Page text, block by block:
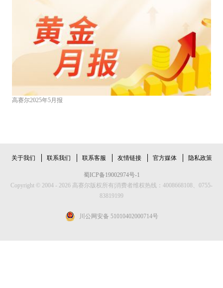
高赛尔2025年5月报
关于我们 联系我们 联系客服 友情链接 官方媒体 隐私政策
蜀ICP备19002974号-1
Copyright © 2004 - 2026 高赛尔版权所有|消费者维权热线：4008668108、0755-
83819199
川公网安备 51010402000714号